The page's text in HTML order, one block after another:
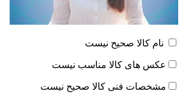
نام کالا صحیح نیست
عکس های کالا مناسب نیست
مشخصات فنی کالا صحیح نیست